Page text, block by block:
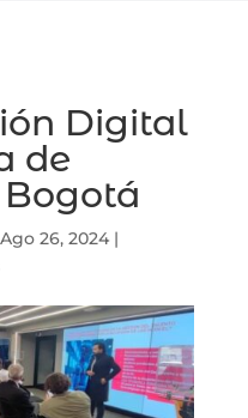
Digital
de
Ago 26, 2024|